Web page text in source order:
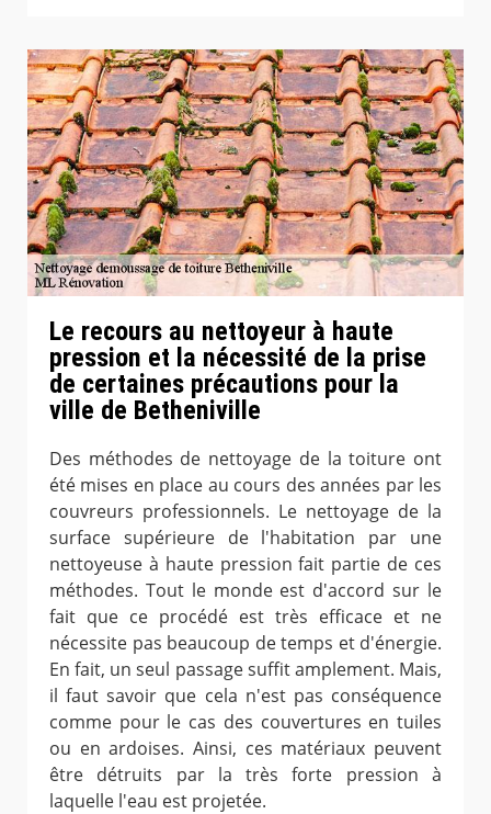
Le recours au nettoyeur à haute
pression et la nécessité de la prise
de certaines précautions pour la
ville de Betheniville
Des méthodes de nettoyage de la toiture ont
été mises en place au cours des années par les
couvreurs professionnels. Le nettoyage de la
surface supérieure de l'habitation par une
nettoyeuse à haute pression fait partie de ces
méthodes. Tout le monde est d'accord sur le
fait que ce procédé est très efficace et ne
nécessite pas beaucoup de temps et d'énergie.
En fait, un seul passage suffit amplement. Mais,
il faut savoir que cela n'est pas conséquence
comme pour le cas des couvertures en tuiles
ou en ardoises. Ainsi, ces matériaux peuvent
être détruits par la très forte pression à
laquelle l'eau est projetée.